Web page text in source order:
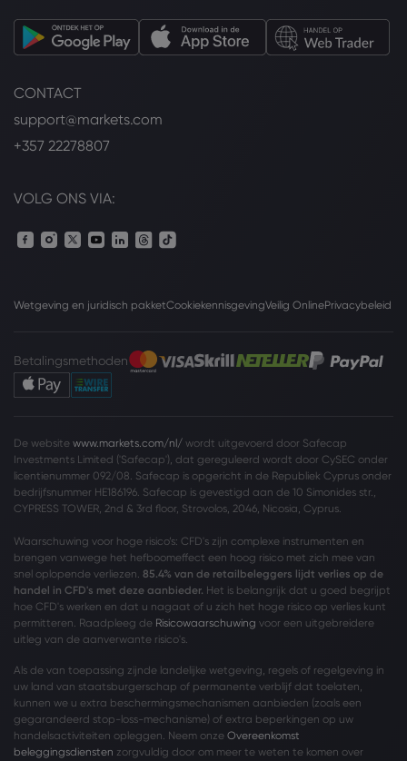
CONTACT
support@markets.com
+357 22278807
VOLG ONS VIA:
Wetgeving en juridisch pakketCookiekennisgevingVeilig OnlinePrivacybeleid
Betalingsmethoden
De website www.markets.com/nl/ wordt uitgevoerd door Safecap
Investments Limited ('Safecap'), dat gereguleerd wordt door CySEC onder
licentienummer 092/08. Safecap is opgericht in de Republiek Cyprus onder
bedrijfsnummer HE186196. Safecap is gevestigd aan de 10 Simonides str.,
CYPRESS TOWER, 2nd & 3rd floor, Strovolos, 2046, Nicosia, Cyprus.
Waarschuwing voor hoge risico’s: CFD's zijn complexe instrumenten en
brengen vanwege het hefboomeffect een hoog risico met zich mee van
snel oplopende verliezen. 85.4% van de retailbeleggers lijdt verlies op de
handel in CFD's met deze aanbieder. Het is belangrijk dat u goed begrijpt
hoe CFD's werken en dat u nagaat of u zich het hoge risico op verlies kunt
permitteren. Raadpleeg de Risicowaarschuwing voor een uitgebreidere
uitleg van de aanverwante risico's.
Als de van toepassing zijnde landelijke wetgeving, regels of regelgeving in
uw land van staatsburgerschap of permanente verblijf dat toelaten,
kunnen we u extra beschermingsmechanismen aanbieden (zoals een
gegarandeerd stop-loss-mechanisme) of extra beperkingen op uw
handelsactiviteiten opleggen. Neem onze Overeenkomst
beleggingsdiensten zorgvuldig door om meer te weten te komen over